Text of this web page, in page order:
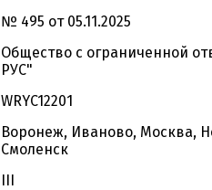
№ 495 от 05.11.2025
Общество с ограниченной
РУС"
WRYC12201
Воронеж, Иваново, Москва,
Смоленск
III